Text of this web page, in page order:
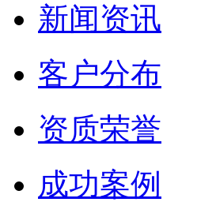
新闻资讯
客户分布
资质荣誉
成功案例